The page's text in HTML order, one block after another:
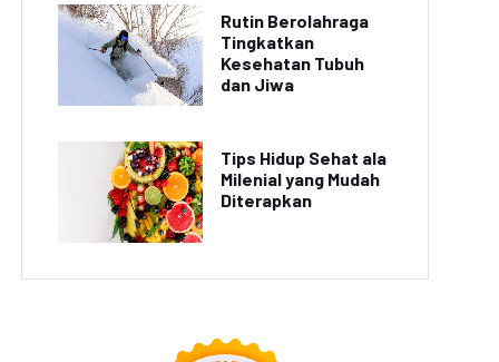
Rutin Berolahraga
Tingkatkan
Kesehatan Tubuh
dan Jiwa
Tips Hidup Sehat ala
Milenial yang Mudah
Diterapkan